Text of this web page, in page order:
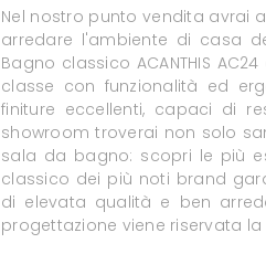
Nel nostro punto vendita avrai
arredare l'ambiente di casa
Bagno classico ACANTHIS
classe con funzionalità ed
finiture eccellenti, capaci di
showroom troverai non solo
sala da bagno: scopri le più
classico dei più noti brand
di elevata qualità e ben
progettazione viene riservata